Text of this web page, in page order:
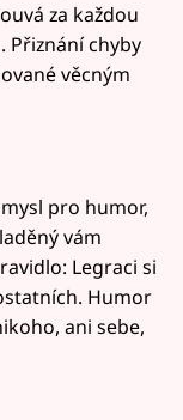
za každou
Přiznání chyby
věcným
pro humor,
vám
Legraci si
Humor
ani sebe,